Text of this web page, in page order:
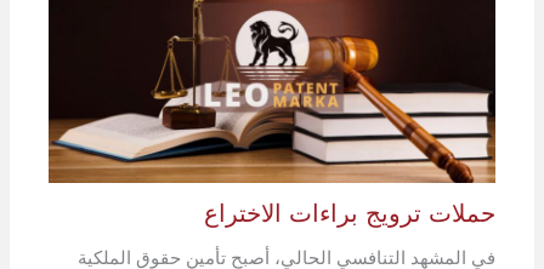
حملات ترويج براءات الاختراع
في المشهد التنافسي الحالي، أصبح تأمين حقوق الملكية